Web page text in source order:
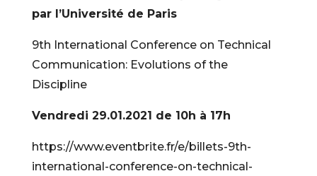
par l’Université de Paris
9th International Conference on Technical
Communication: Evolutions of the
Discipline
Vendredi 29.01.2021 de 10h à 17h
https://www.eventbrite.fr/e/billets-9th-
international-conference-on-technical-